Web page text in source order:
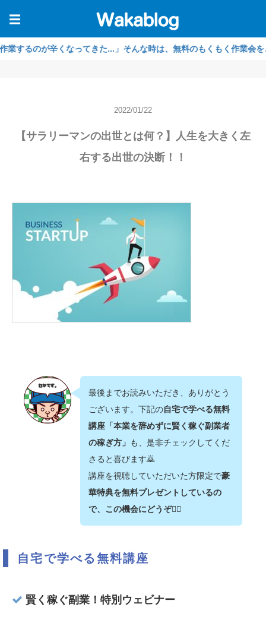
☰
辛くなってきた...」そんな時は、無料のもくもく作業会をご利用
2022/01/22
【サラリーマンの出世とは何？】人生を大きく左
右する出世の決断！！
最後までお読みいただき、ありがとう
ございます。下記の自宅で学べる無料
講座「本業を辞めずに賢く稼ぐ副業者
の稼ぎ方」 も、是非チェックしてくだ
さると喜びます🙇‍
講座を視聴していただいた方限定で豪
華特典を無料プレゼントしているの
で、この機会にどうぞ💁‍♂️
自宅で学べる無料講座
賢く稼ぐ副業！特別ウェビナー